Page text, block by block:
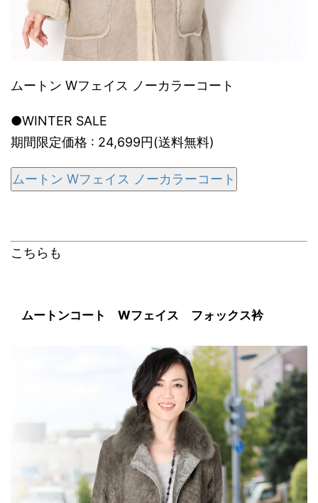
ムートン Wフェイス ノーカラーコート
●WINTER SALE
期間限定価格 : 24,699円(送料無料)
ムートン Wフェイス ノーカラーコート
こちらも
ムートンコート Wフェイス フォックス衿